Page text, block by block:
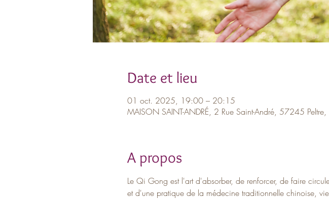
Date et lieu
01 oct. 2025, 19:00 – 20:15
MAISON SAINT-ANDRÉ, 2 Rue Saint-André, 57245 Peltre,
A propos
Le Qi Gong est l'art d'absorber, de renforcer, de faire
et d'une pratique de la médecine traditionnelle chinoise,